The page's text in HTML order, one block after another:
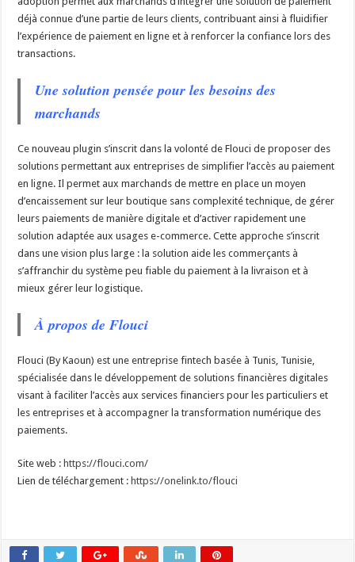
déjà connue d’une partie de leurs clients, contribuant ainsi à fluidifier
l’expérience de paiement en ligne et à renforcer la confiance lors des
transactions.
Une solution pensée pour les besoins des
marchands
Ce nouveau plugin s’inscrit dans la volonté de Flouci de proposer des
solutions permettant aux entreprises de simplifier l’accès au paiement
en ligne. Il permet aux marchands de mettre en place un moyen
d’encaissement sur leur boutique sans complexité technique, de gérer
leurs paiements de manière digitale et d’activer rapidement une
solution adaptée aux usages e-commerce. Cette approche s’inscrit
dans une vision plus large : la solution aide les commerçants à
s’affranchir du système peu fiable du paiement à la livraison et à
mieux gérer leur logistique.
À propos de Flouci
Flouci (By Kaoun) est une entreprise fintech basée à Tunis, Tunisie,
spécialisée dans le développement de solutions financières digitales
visant à faciliter l’accès aux services financiers pour les particuliers et
les entreprises et à accompagner la transformation numérique des
paiements.
Site web : https://flouci.com/
Lien de téléchargement : https://onelink.to/flouci